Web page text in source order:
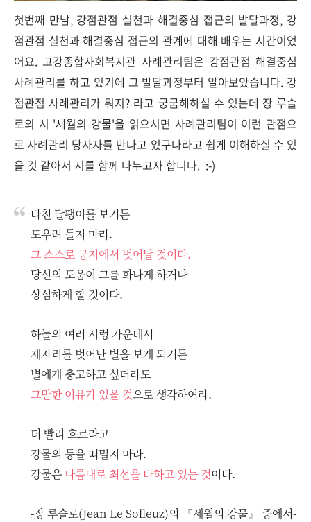
첫번째 만남, 강점관점 실천과 해결중심 접근의 발달과정, 강
점관점 실천과 해결중심 접근의 관계에 대해 배우는 시간이었
어요. 고강종합사회복지관 사례관리팀은 강점관점 해결중심
사례관리를 하고 있기에 그 발달과정부터 알아보았습니다. 강
점관점 사례관리가 뭐지? 라고 궁굼해하실 수 있는데 장 루슬
로의 시 '세월의 강물'을 읽으시면 사례관리팀이 이런 관점으
로 사례관리 당사자를 만나고 있구나라고 쉽게 이해하실 수 있
을 것 같아서 시를 함께 나누고자 합니다. :-)
다친 달팽이를 보거든
도우려 들지 마라.
그 스스로 궁지에서 벗어날 것이다.
당신의 도움이 그를 화나게 하거나
상심하게 할 것이다.
하늘의 여러 시렁 가운데서
제자리를 벗어난 별을 보게 되거든
별에게 충고하고 싶더라도
그만한 이유가 있을 것으로 생각하여라.
더 빨리 흐르라고
강물의 등을 떠밀지 마라.
강물은 나름대로 최선을 다하고 있는 것이다.
-장 루슬로(Jean Le Solleuz)의 『세월의 강물』 중에서-